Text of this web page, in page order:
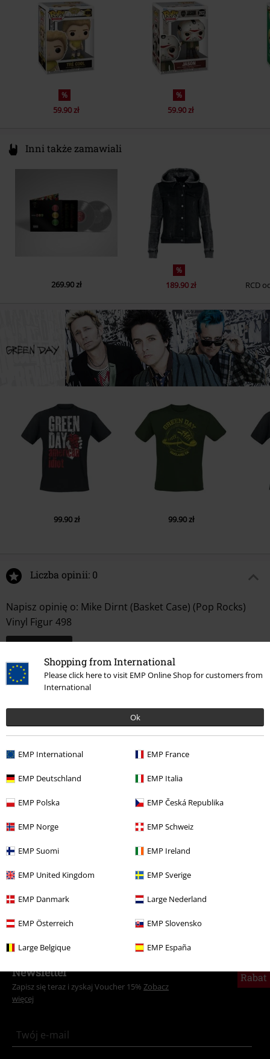
Shopping from International
Please click here to visit EMP Online Shop for customers from
International
Ok
EMP International EMP France
EMP Deutschland EMP Italia
EMP Polska EMP Česká Republika
EMP Norge EMP Schweiz
EMP Suomi EMP Ireland
EMP United Kingdom EMP Sverige
EMP Danmark Large Nederland
EMP Österreich EMP Slovensko
Large Belgique EMP España
www.funko.com
%
59.90 zł
%
59.90 zł
Inni także zamawiali
269.90 zł
%
189.90 zł RCD
99.90 zł 99.90 zł
Liczba opinii: 0
Napisz opinię o: Mike Dirnt (Basket Case) (Pop Rocks)
Vinyl Figur 498
Napisz opinię
Rabat
Newsletter
Zapisz się teraz i zyskaj Voucher 15% Zobacz
więcej